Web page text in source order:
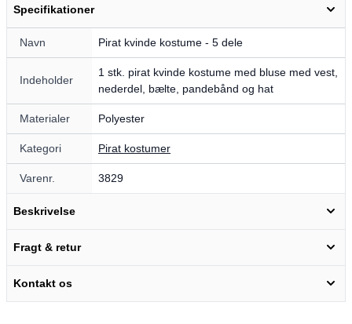
Specifikationer
Navn Pirat kvinde kostume - 5 dele
Indeholder
1 stk. pirat kvinde kostume med bluse med vest,
nederdel, bælte, pandebånd og hat
Materialer Polyester
Kategori Pirat kostumer
Varenr. 3829
Beskrivelse
Fragt & retur
Kontakt os